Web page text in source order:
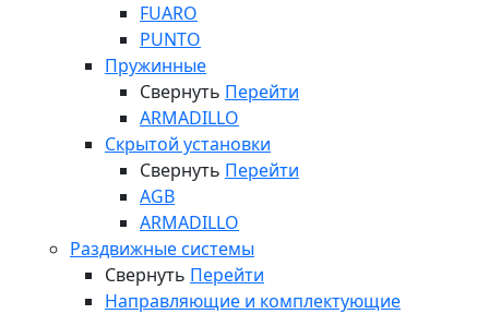
FUARO
PUNTO
Пружинные
Свернуть Перейти
ARMADILLO
Скрытой установки
Свернуть Перейти
AGB
ARMADILLO
Раздвижные системы
Свернуть Перейти
Направляющие и комплектующие